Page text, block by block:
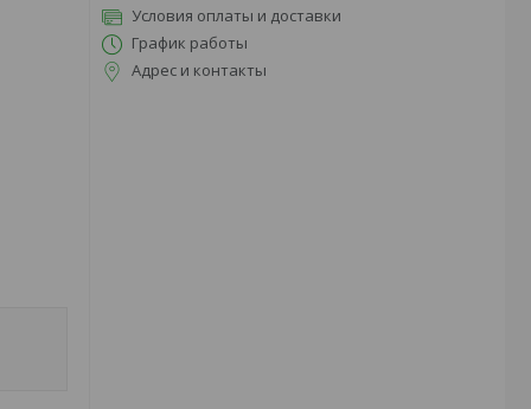
Условия оплаты и доставки
График работы
Адрес и контакты